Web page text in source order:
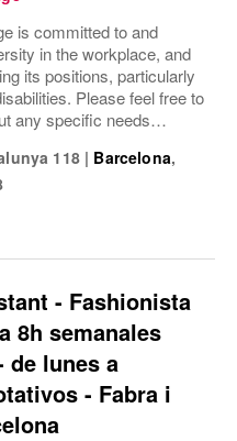
is committed to and
in the workplace, and
its positions, particularly
Please feel free to
any specific needs
suitable...
118 | Barcelona,
- Fashionista
8h semanales
de lunes a
- Fabra i